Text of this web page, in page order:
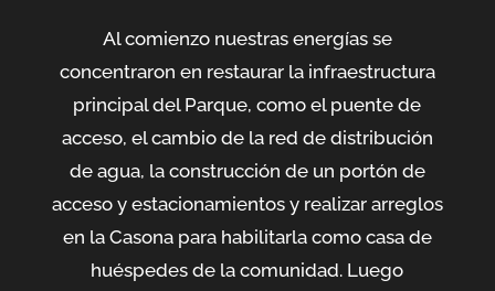
Al comienzo nuestras energías se
concentraron en restaurar la infraestructura
principal del Parque, como el puente de
acceso, el cambio de la red de distribución
de agua, la construcción de un portón de
acceso y estacionamientos y realizar arreglos
en la Casona para habilitarla como casa de
huéspedes de la comunidad. Luego